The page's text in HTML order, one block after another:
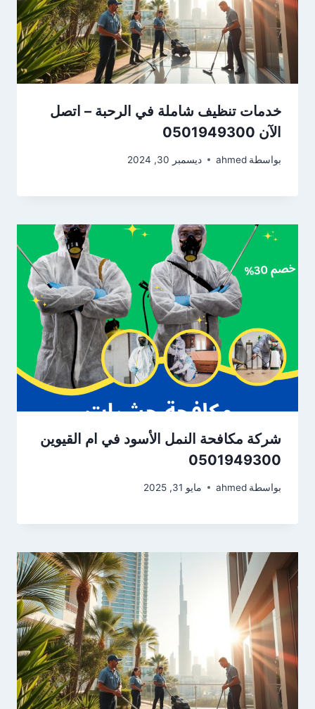
خدمات تنظيف شاملة في الرحبة – اتصل
الآن 0501949300
بواسطة ahmed ديسمبر 30, 2024
شركة مكافحة النمل الأسود في ام القيوين
0501949300
بواسطة ahmed مايو 31, 2025